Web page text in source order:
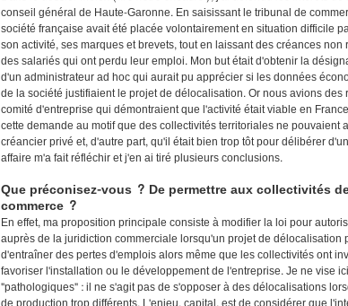
conseil général de Haute-Garonne. En saisissant le tribunal de
société française avait été placée volontairement en situation difficile
son activité, ses marques et brevets, tout en laissant des créances
des salariés qui ont perdu leur emploi. Mon but était d'obtenir la
d'un administrateur ad hoc qui aurait pu apprécier si les données
de la société justifiaient le projet de délocalisation. Or nous avions
comité d'entreprise qui démontraient que l'activité était viable en
cette demande au motif que des collectivités territoriales ne pouvaient
créancier privé et, d'autre part, qu'il était bien trop tôt pour délibérer
affaire m'a fait réfléchir et j'en ai tiré plusieurs conclusions.
Que préconisez-vous ? De permettre aux collectivités
commerce ?
En effet, ma proposition principale consiste à modifier la loi pour
auprès de la juridiction commerciale lorsqu'un projet de délocalisation
d'entraîner des pertes d'emplois alors même que les collectivités ont
favoriser l'installation ou le développement de l'entreprise. Je ne vise
"pathologiques" : il ne s'agit pas de s'opposer à des délocalisations